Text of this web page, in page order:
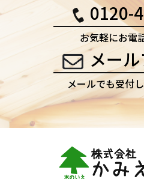
0120-
お気軽にお電
メー
メールでも受付